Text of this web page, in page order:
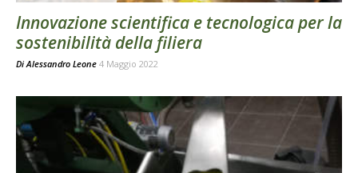
Innovazione scientifica e tecnologica per la
sostenibilità della filiera
Di Alessandro Leone 4 Maggio 2022